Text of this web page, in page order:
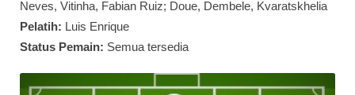
Neves, Vitinha, Fabian Ruiz; Doue, Dembele, Kvaratskhelia
Pelatih: Luis Enrique
Status Pemain: Semua tersedia